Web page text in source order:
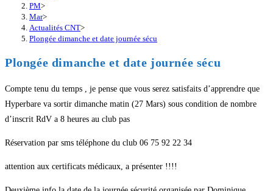
PM>
Mar>
Actualités CNT>
Plongée dimanche et date journée sécu
Plongée dimanche et date journée sécu
Compte tenu du temps , je pense que vous serez satisfaits d’apprendre que
Hyperbare va sortir dimanche matin (27 Mars) sous condition de nombre
d’inscrit RdV a 8 heures au club pas
Réservation par sms téléphone du club 06 75 92 22 34
attention aux certificats médicaux, a présenter !!!!